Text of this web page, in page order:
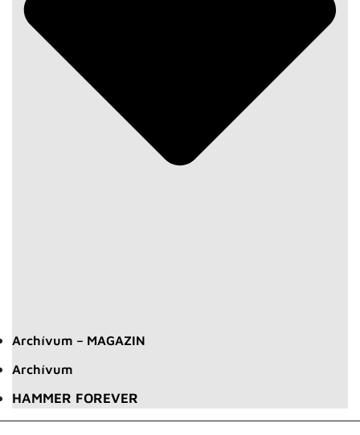
Archívum – MAGAZIN
Archívum
HAMMER FOREVER